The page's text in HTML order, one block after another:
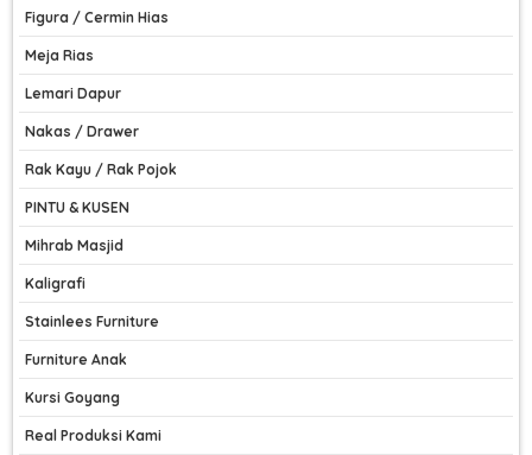
Figura / Cermin Hias
Meja Rias
Lemari Dapur
Nakas / Drawer
Rak Kayu / Rak Pojok
PINTU & KUSEN
Mihrab Masjid
Kaligrafi
Stainlees Furniture
Furniture Anak
Kursi Goyang
Real Produksi Kami